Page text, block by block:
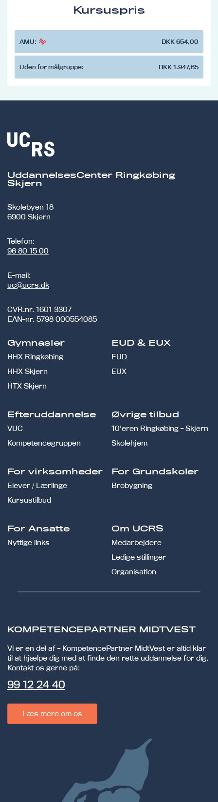
Kursuspris
AMU: DKK 654,00
Uden for målgruppe: DKK 1.947,65
UddannelsesCenter Ringkøbing
Skjern
Skolebyen 18
6900 Skjern
Telefon:
96 80 15 00
E-mail:
uc@ucrs.dk
CVR.nr. 1601 3307
EAN-nr. 5798 000554085
Gymnasier
HHX Ringkøbing
HHX Skjern
HTX Skjern
EUD & EUX
EUD
EUX
Efteruddannelse
VUC
Kompetencegruppen
Øvrige tilbud
10'eren Ringkøbing - Skjern
Skolehjem
For virksomheder
Elever / Lærlinge
Kursustilbud
For Grundskoler
Brobygning
For Ansatte
Nyttige links
Om UCRS
Medarbejdere
Ledige stillinger
Organisation
KOMPETENCEPARTNER MIDTVEST
Vi er en del af - KompetencePartner MidtVest er altid klar
til at hjælpe dig med at finde den rette uddannelse for dig.
Kontakt os gerne på:
99 12 24 40
Læs mere om os